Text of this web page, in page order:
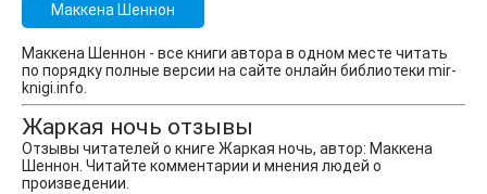
Маккена Шеннон
Маккена Шеннон - все книги автора в одном месте читать
по порядку полные версии на сайте онлайн библиотеки mir-
knigi.info.
Жаркая ночь отзывы
Отзывы читателей о книге Жаркая ночь, автор: Маккена
Шеннон. Читайте комментарии и мнения людей о
произведении.